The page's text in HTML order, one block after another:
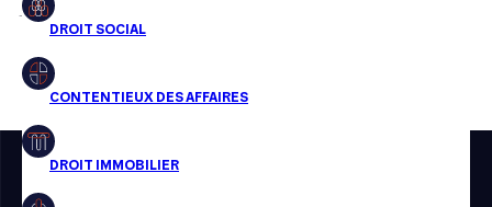
Droit immobilier
Restructuring
Aucun résultats pour cette recherche